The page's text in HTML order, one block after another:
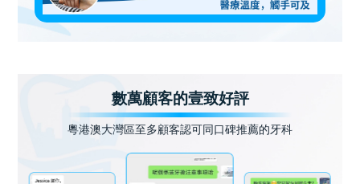
數萬顧客的壹致好評
粵港澳大灣區至多顧客認可同口碑推薦的牙科